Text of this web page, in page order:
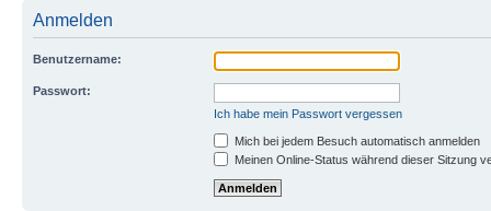
Anmelden
Benutzername:
Passwort:
Ich habe mein Passwort vergessen
Mich bei jedem Besuch automatisch anmelden
Meinen Online-Status während dieser Sitzung